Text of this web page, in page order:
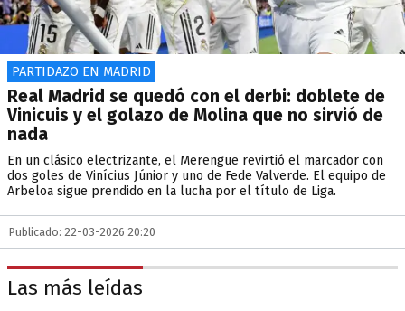
PARTIDAZO EN MADRID
Real Madrid se quedó con el derbi: doblete de
Vinicuis y el golazo de Molina que no sirvió de
nada
En un clásico electrizante, el Merengue revirtió el marcador con
dos goles de Vinícius Júnior y uno de Fede Valverde. El equipo de
Arbeloa sigue prendido en la lucha por el título de Liga.
Publicado: 22-03-2026 20:20
Las más leídas